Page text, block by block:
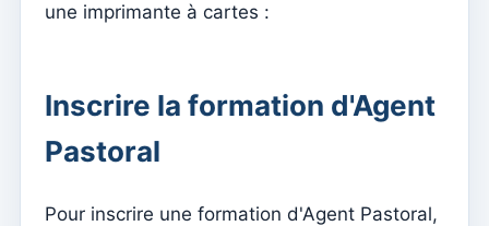
Ajouter un nouvel utilisateur à l'abonnement
Anuário
une imprimante à cartes :
Inscrire la formation d'Agent
Pastoral
Pour inscrire une formation d'Agent Pastoral,